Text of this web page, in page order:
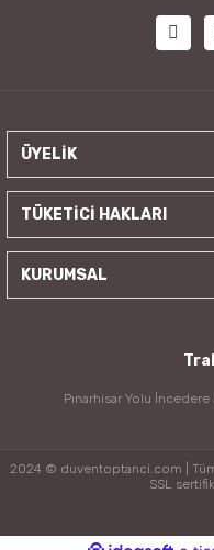
ÜYELİK
TÜKETİCİ HAKLARI
KURUMSAL
Pınarhisar Yolu
2024 © duventoptanci.com | Tüm
SSL